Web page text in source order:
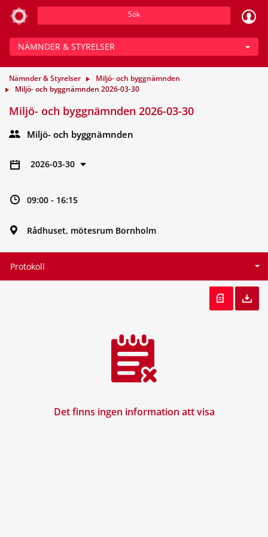
Sök
NÄMNDER & STYRELSER
Nämnder & Styrelser
Miljö- och byggnämnden
Miljö- och byggnämnden 2026-03-30
Miljö- och byggnämnden 2026-03-30
Miljö- och byggnämnden
2026-03-30
09:00 - 16:15
Rådhuset, mötesrum Bornholm
Protokoll
Det finns ingen information att visa